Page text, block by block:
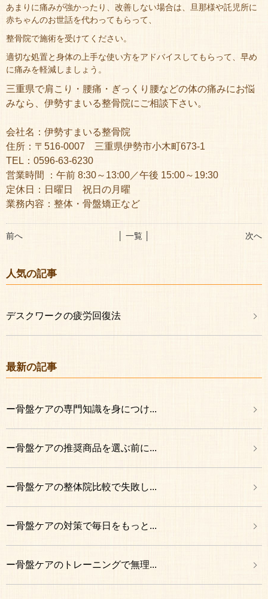
あまりに痛みが強かったり、改善しない場合は、旦那様や託児所に
赤ちゃんのお世話を代わってもらって、
整骨院で施術を受けてください。
適切な処置と身体の上手な使い方をアドバイスしてもらって、早め
に痛みを軽減しましょう。
三重県で肩こり・腰痛・ぎっくり腰などの体の痛みにお悩
みなら、伊勢すまいる整骨院にご相談下さい。
会社名：伊勢すまいる整骨院
住所：〒516-0007 三重県伊勢市小木町673-1
TEL：0596-63-6230
営業時間 ：午前 8:30～13:00／午後 15:00～19:30
定休日：日曜日 祝日の月曜
業務内容：整体・骨盤矯正など
前へ 次へ
│ 一覧 │
人気の記事
デスクワークの疲労回復法
最新の記事
ー骨盤ケアの専門知識を身につけ...
ー骨盤ケアの推奨商品を選ぶ前に...
ー骨盤ケアの整体院比較で失敗し...
ー骨盤ケアの対策で毎日をもっと...
ー骨盤ケアのトレーニングで無理...